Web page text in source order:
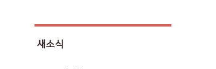
새소식